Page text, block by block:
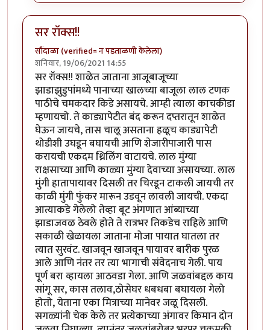
सर रॉक्स!!
सौंदाळा (verified= न पडताळणी केलेला)
शनिवार, 19/06/2021 14:55
सर रॉक्स!! शाळेत जाताना आजूबाजूच्या
झाडाझुडुपांमध्ये पानाच्या खालच्या बाजूला लाल टणक
पाठीचे चमकदार किडे असायचे. आम्ही त्याला काचकीडा
म्हणायचो. ते काड्यापेटीत बंद करून दप्तरातून शाळेत
घेऊन जायचे, तास चालू असताना हळूच काड्यापेटी
थोडीशी उघडून बघायची आणि शेजारीपाजारी पास
करायची एकदम थ्रिलिंग वाटायचे. लाल मुंग्या
राक्षसाच्या आणि काळ्या मुंग्या देवाच्या असायच्या. लाल
मुंगी हातापायावर दिसली तर चिरडून टाकली जायची तर
काळी मुंगी फुंकर मारून उडवून लावली जायची. एकदा
आत्याकडे गेलेलो तेव्हा बूट अंगणात आंब्याच्या
झाडाजवळ ठेवले होते ते रात्रभर तिकडेच राहिले आणि
सकाळी खेळायला जाताना मोजा पायात घातला तर
त्यात सुरवंट. खाजवून खाजवून पायावर बारीक पुरळ
आले आणि नंतर तर त्या भागाची संवेदनाच गेली. पाय
पूर्ण बरा व्हायला आठवडा गेला. आणि जळवांबद्दल काय
सांगू सर, कास तलाव,ठोसेघर धबधबा बघायला गेलो
होतो, येताना एका मित्राच्या मानेवर जळू दिसली.
सगळ्यांनी चेक केले तर प्रत्येकाच्या अंगावर किमान दोन